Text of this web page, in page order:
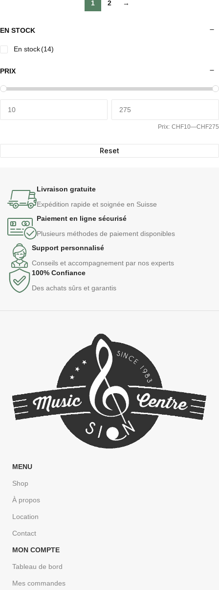
EN STOCK
En stock(14)
PRIX
Prix: CHF10—CHF275
Reset
1 2 →
Livraison gratuite
Expédition rapide et soignée en Suisse
Paiement en ligne sécurisé
Plusieurs méthodes de paiement disponibles
Support personnalisé
Conseils et accompagnement par nos experts
100% Confiance
Des achats sûrs et garantis
MENU
Shop
À propos
Location
Contact
MON COMPTE
Tableau de bord
Mes commandes